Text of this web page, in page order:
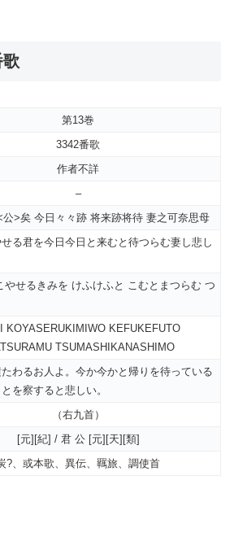
歌
第13巻
3342番歌
作者不詳
–
>矣 今日々々跡 将来跡将待 妻之可奈思母
る君を今日今日と来むと待つらむ妻し悲し
やせるきみを けふけふと こむとまつらむ つ
KOYASERUKIMIWO KEFUKEFUTO
TSUMASHIKANASHIMO
わるお人よ。今か今かと帰りを待っている
を察すると悲しい。
（右九首）
[元][紀] / 君 公 [元][天][類]
?、或本歌、異伝、羈旅、調使首